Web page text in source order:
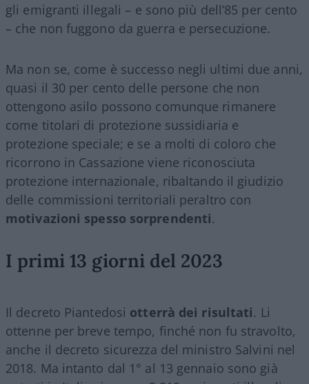
gli emigranti illegali – e sono più dell’85 per cento
– che non fuggono da guerra e persecuzione.
Ma non se, come è successo negli ultimi due anni,
quasi il 30 per cento delle persone che non
ottengono asilo possono comunque rimanere
come titolari di protezione sussidiaria e
protezione speciale; e se a molti di coloro che
ricorrono in Cassazione viene riconosciuta
protezione internazionale, ribaltando il giudizio
delle commissioni territoriali peraltro con
motivazioni spesso sorprendenti.
I primi 13 giorni del 2023
Il decreto Piantedosi otterrà dei risultati. Li
ottenne per breve tempo, finché non fu stravolto,
anche il decreto sicurezza del ministro Salvini nel
2018. Ma intanto dal 1° al 13 gennaio sono già